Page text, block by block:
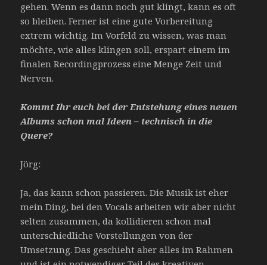
gehen. Wenn es dann noch gut klingt, kann es oft
so bleiben. Ferner ist eine gute Vorbereitung
extrem wichtig. Im Vorfeld zu wissen, was man
möchte, wie alles klingen soll, erspart einem im
finalen Recordingprozess eine Menge Zeit und
Nerven.
Kommt Ihr euch bei der Entstehung eines neuen
Albums schon mal Ideen – technisch in die
Quere?
Jörg:
Ja, das kann schon passieren. Die Musik ist eher
mein Ding, bei den Vocals arbeiten wir aber nicht
selten zusammen, da kollidieren schon mal
unterschiedliche Vorstellungen von der
Umsetzung. Das geschieht aber alles im Rahmen